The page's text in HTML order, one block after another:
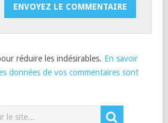
réduire les indésirables. En savoir
données de vos commentaires sont